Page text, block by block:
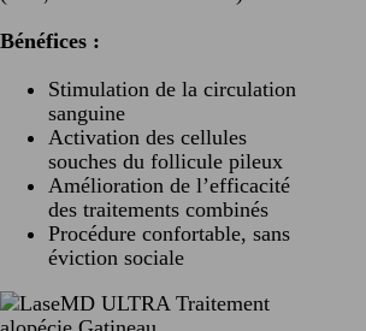
Bénéfices :
Stimulation de la circulation
sanguine
Activation des cellules
souches du follicule pileux
Amélioration de l’efficacité
des traitements combinés
Procédure confortable, sans
éviction sociale